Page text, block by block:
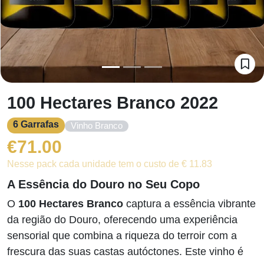
100 Hectares Branco 2022
6 Garrafas Vinho Branco
€71.00
Nesse pack cada unidade tem o custo de € 11.83
A Essência do Douro no Seu Copo
O 100 Hectares Branco captura a essência vibrante
da região do Douro, oferecendo uma experiência
sensorial que combina a riqueza do terroir com a
frescura das suas castas autóctones. Este vinho é